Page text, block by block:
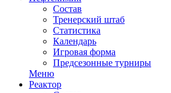
Состав
Тренерский штаб
Статистика
Календарь
Игровая форма
Предсезонные турниры
Меню
Реактор